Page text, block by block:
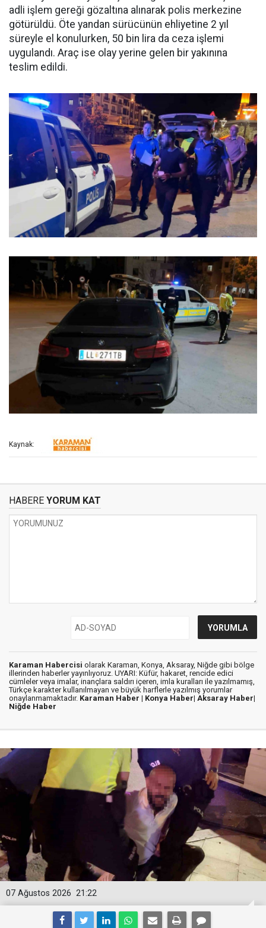
adli işlem gereği gözaltına alınarak polis merkezine
götürüldü. Öte yandan sürücünün ehliyetine 2 yıl
süreyle el konulurken, 50 bin lira da ceza işlemi
uygulandı. Araç ise olay yerine gelen bir yakınına
teslim edildi.
Kaynak:
HABERE YORUM KAT
Karaman Habercisi olarak Karaman, Konya, Aksaray, Niğde gibi bölge
illerinden haberler yayınlıyoruz. UYARI: Küfür, hakaret, rencide edici
cümleler veya imalar, inançlara saldırı içeren, imla kuralları ile yazılmamış,
Türkçe karakter kullanılmayan ve büyük harflerle yazılmış yorumlar
onaylanmamaktadır. Karaman Haber | Konya Haber| Aksaray Haber|
Niğde Haber
21:22
07 Ağustos 2026